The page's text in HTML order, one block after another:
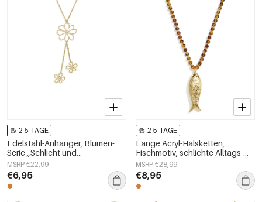
2-5 TAGE
Edelstahl-Anhänger, Blumen-
Serie „Schlicht und
alltagstauglich“,
Damenschmuck
MSRP €22,99
€6,95
2-5 TAGE
Lange Acryl-Halsketten,
Fischmotiv, schlichte Alltags-
Serie, Damenschmuck
MSRP €28,99
€8,95